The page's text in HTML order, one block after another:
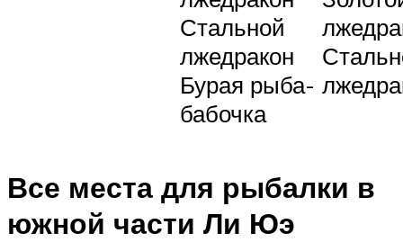
Стальной
лжедракон
Бурая рыба-
бабочка
Все места для рыбалки в
южной части Ли Юэ